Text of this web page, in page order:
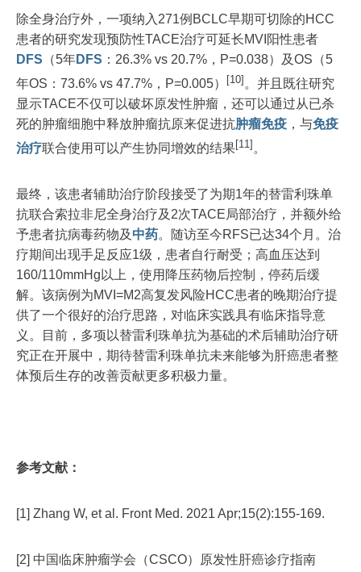
除全身治疗外，一项纳入271例BCLC早期可切除的HCC
患者的研究发现预防性TACE治疗可延长MVI阳性患者
DFS （5年DFS ：26.3% vs 20.7%，P=0.038）及OS（5
年OS：73.6% vs 47.7%，P=0.005）
[10] 。并且既往研究
显示TACE不仅可以破坏原发性肿瘤，还可以通过从已杀
死的肿瘤细胞中释放肿瘤抗原来促进抗肿瘤免疫 ，与免疫
治疗联合使用可以产生协同增效的结果[11] 。
最终，该患者辅助治疗阶段接受了为期1年的替雷利珠单
抗联合索拉非尼全身治疗及2次TACE局部治疗，并额外给
予患者抗病毒药物及 中药。随访至今RFS已达34个月。治
疗期间出现手足反应1级，患者自行耐受；高血压达到
160/110mmHg以上，使用降压药物后控制，停药后缓
解。该病例为MVI=M2高复发风险HCC患者的晚期治疗提
供了一个很好的治疗思路，对临床实践具有临床指导意
义。目前，多项以替雷利珠单抗为基础的术后辅助治疗研
究正在开展中，期待替雷利珠单抗未来能够为肝癌患者整
体预后生存的改善贡献更多积极力量。
参考文献：
[1] Zhang W, et al. Front Med. 2021 Apr;15(2):155-169.
[2] 中国临床肿瘤学会（CSCO）原发性肝癌诊疗指南